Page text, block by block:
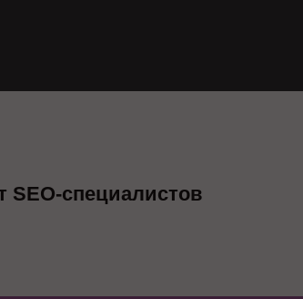
SEO-специалистов